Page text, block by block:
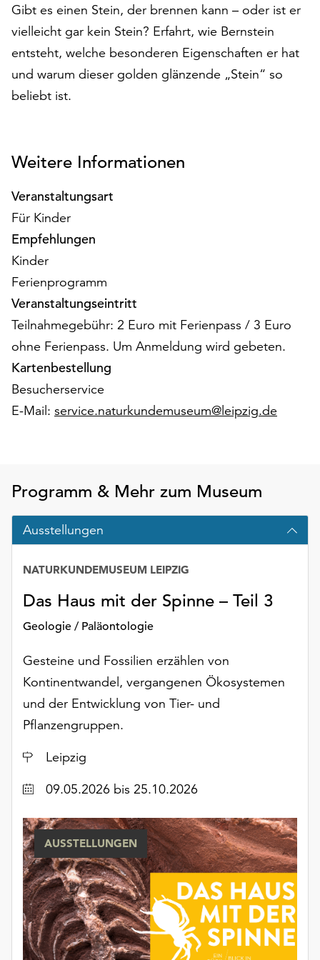
auf
„Alle
akzeptieren“,
alle
Cookies
können
Einverständnis
jederzeit
und
widerrufen.
Dafür
Ihnen
am
Ende
der
Seite
die
Schaltfläche
Funktionale
werden
auch
Ihr
weiterhin
ausgeführt.
Sie
die
verwendeten
Cookies
anpassen,
erreichen
Sie
die
Einstellungen
über
die
Schaltfläche
„Auswählen“.
Weitere
Informationen
finden
Sie
Gibt es einen Stein, der brennen kann – oder ist er
vielleicht gar kein Stein? Erfahrt, wie Bernstein
entsteht, welche besonderen Eigenschaften er hat
und warum dieser golden glänzende „Stein“ so
beliebt ist.
Weitere Informationen
Veranstaltungsart
Für Kinder
Empfehlungen
Kinder
Ferienprogramm
Veranstaltungseintritt
Teilnahmegebühr: 2 Euro mit Ferienpass / 3 Euro
ohne Ferienpass. Um Anmeldung wird gebeten.
Kartenbestellung
Besucherservice
E-Mail: service.naturkundemuseum@leipzig.de
Programm & Mehr zum Museum
Ausstellungen
Das Haus mit der Spinne – Teil 3
Geologie / Paläontologie
NATURKUNDEMUSEUM LEIPZIG
Gesteine und Fossilien erzählen von
Kontinentwandel, vergangenen Ökosystemen
und der Entwicklung von Tier- und
Pflanzengruppen.
Ort
Leipzig
Datum09.05.2026 bis 25.10.2026
AUSSTELLUNGEN